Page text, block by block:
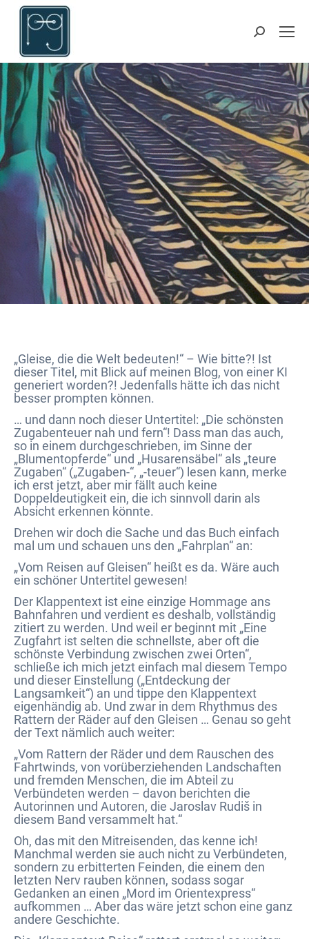
„Gleise, die die Welt bedeuten!“ – Wie bitte?! Ist
dieser Titel, mit Blick auf meinen Blog, von einer KI
generiert worden?! Jedenfalls hätte ich das nicht
besser prompten können.
… und dann noch dieser Untertitel: „Die schönsten
Zugabenteuer nah und fern“! Dass man das auch,
so in einem durchgeschrieben, im Sinne der
„Blumentopferde“ und „Husarensäbel“ als „teure
Zugaben“ („Zugaben-“, „-teuer“) lesen kann, merke
ich erst jetzt, aber mir fällt auch keine
Doppeldeutigkeit ein, die ich sinnvoll darin als
Absicht erkennen könnte.
Drehen wir doch die Sache und das Buch einfach
mal um und schauen uns den „Fahrplan“ an:
„Vom Reisen auf Gleisen“ heißt es da. Wäre auch
ein schöner Untertitel gewesen!
Der Klappentext ist eine einzige Hommage ans
Bahnfahren und verdient es deshalb, vollständig
zitiert zu werden. Und weil er beginnt mit „Eine
Zugfahrt ist selten die schnellste, aber oft die
schönste Verbindung zwischen zwei Orten“,
schließe ich mich jetzt einfach mal diesem Tempo
und dieser Einstellung („Entdeckung der
Langsamkeit“) an und tippe den Klappentext
eigenhändig ab. Und zwar in dem Rhythmus des
Rattern der Räder auf den Gleisen … Genau so geht
der Text nämlich auch weiter:
„Vom Rattern der Räder und dem Rauschen des
Fahrtwinds, von vorüberziehenden Landschaften
und fremden Menschen, die im Abteil zu
Verbündeten werden – davon berichten die
Autorinnen und Autoren, die Jaroslav Rudiš in
diesem Band versammelt hat.“
Oh, das mit den Mitreisenden, das kenne ich!
Manchmal werden sie auch nicht zu Verbündeten,
sondern zu erbitterten Feinden, die einem den
letzten Nerv rauben können, sodass sogar
Gedanken an einen „Mord im Orientexpress“
aufkommen … Aber das wäre jetzt schon eine ganz
andere Geschichte.